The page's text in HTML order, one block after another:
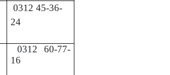
031245-36-
24
0312 60-77-
16